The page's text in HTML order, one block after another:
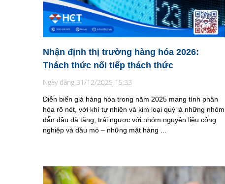
Nhận định thị trường hàng hóa 2026:
Thách thức nối tiếp thách thức
Ngày đăng 31/12/2025 15:33
Diễn biến giá hàng hóa trong năm 2025 mang tính phân
hóa rõ nét, với khí tự nhiên và kim loại quý là những nhóm
dẫn đầu đà tăng, trái ngược với nhóm nguyên liệu công
nghiệp và dầu mỏ – những mặt hàng ...